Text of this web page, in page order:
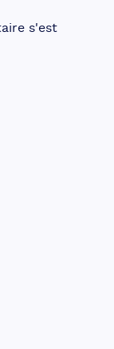
s'est